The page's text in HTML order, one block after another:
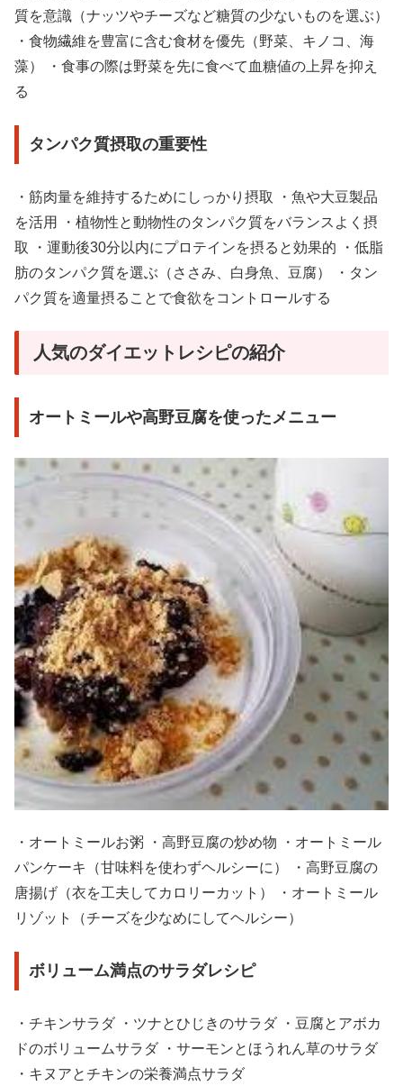
質を意識（ナッツやチーズなど糖質の少ないものを選ぶ）
・食物繊維を豊富に含む食材を優先（野菜、キノコ、海
藻） ・食事の際は野菜を先に食べて血糖値の上昇を抑え
る
タンパク質摂取の重要性
・筋肉量を維持するためにしっかり摂取 ・魚や大豆製品
を活用 ・植物性と動物性のタンパク質をバランスよく摂
取 ・運動後30分以内にプロテインを摂ると効果的 ・低脂
肪のタンパク質を選ぶ（ささみ、白身魚、豆腐） ・タン
パク質を適量摂ることで食欲をコントロールする
人気のダイエットレシピの紹介
オートミールや高野豆腐を使ったメニュー
・オートミールお粥 ・高野豆腐の炒め物 ・オートミール
パンケーキ（甘味料を使わずヘルシーに） ・高野豆腐の
唐揚げ（衣を工夫してカロリーカット） ・オートミール
リゾット（チーズを少なめにしてヘルシー）
ボリューム満点のサラダレシピ
・チキンサラダ ・ツナとひじきのサラダ ・豆腐とアボカ
ドのボリュームサラダ ・サーモンとほうれん草のサラダ
・キヌアとチキンの栄養満点サラダ